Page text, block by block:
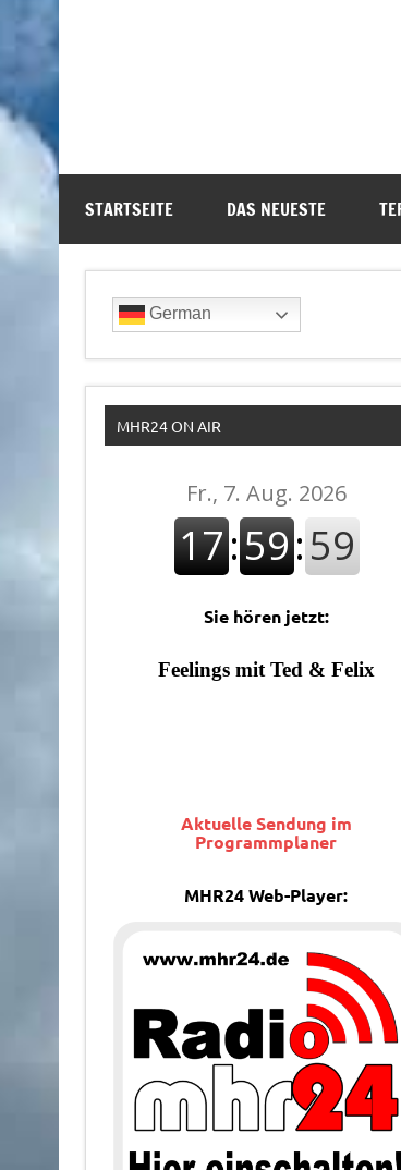
STARTSEITE DAS NEUESTE
German
MHR24 ON AIR
Sie hören jetzt:
Aktuelle Sendung im
Programmplaner
MHR24 Web-Player: